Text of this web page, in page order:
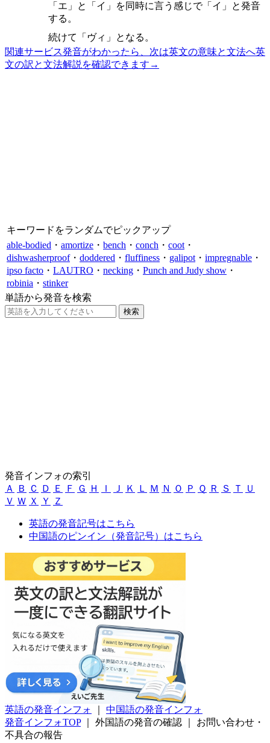
「エ」と「イ」を同時に言う感じで「イ」と発音
する。
続けて「ヴィ」となる。
関連サービス発音がわかったら、次は英文の意味と文法へ英
文の訳と文法解説を確認できます →
キーワードをランダムでピックアップ
able-bodied ・ amortize ・ bench ・ conch ・ coot ・
dishwasherproof・ doddered ・ fluffiness ・ galipot ・ impregnable ・
ipso facto ・ LAUTRO ・ necking ・ Punch and Judy show ・
robinia ・ stinker
単語から発音を検索
発音インフォの索引
Ａ
Ｂ Ｃ Ｄ Ｅ Ｆ Ｇ Ｈ Ｉ Ｊ Ｋ Ｌ Ｍ Ｎ Ｏ Ｐ Ｑ Ｒ Ｓ Ｔ
Ｕ
Ｖ Ｗ Ｘ Ｙ Ｚ
英語の発音記号はこちら
中国語のピンイン（発音記号）はこちら
英語の発音インフォ
中国語の発音インフォ
発音インフォTOP
外国語の発音の確認
お問い合わせ・
不具合の報告